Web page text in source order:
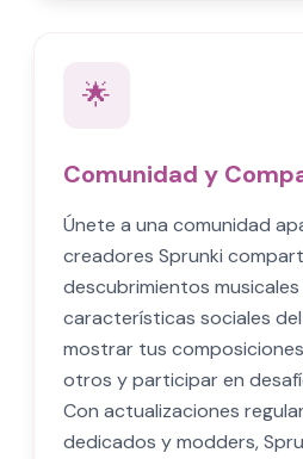
🌟
Comunidad y
Únete a una comunidad
creadores Sprunki
descubrimientos
características sociales
mostrar tus
otros y participar en
Con actualizaciones
dedicados y modders,